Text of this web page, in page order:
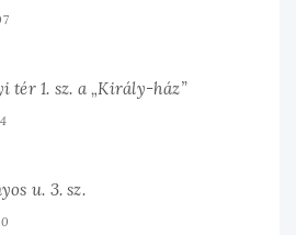
tér 1. sz. a „Király-ház”
u. 3. sz.